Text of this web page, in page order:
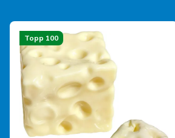
3506db97-e8c3-4d28-aace-
Produktsikkerhetsinformasjon
Topp 100